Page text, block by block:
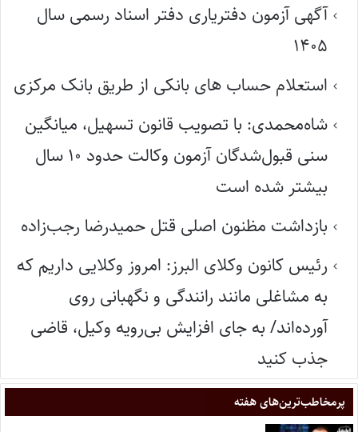
آگهی آزمون دفتریاری دفتر اسناد رسمی سال
۱۴۰۵
استعلام حساب های بانکی از طریق بانک مرکزی
شاه‌محمدی: با تصویب قانون تسهیل، میانگین
سنی قبول‌شدگان آزمون وکالت حدود ۱۰ سال
بیشتر شده است
بازداشت مظنون اصلی قتل حمیدرضا رجب‌زاده
رئیس کانون وکلای البرز: امروز وکلایی داریم که
به مشاغلی مانند رانندگی و نگهبانی روی
آورده‌اند/ به جای افزایش بی‌رویه وکیل، قاضی
جذب کنید
پر‌مخاطب‌ترین‌های هفته